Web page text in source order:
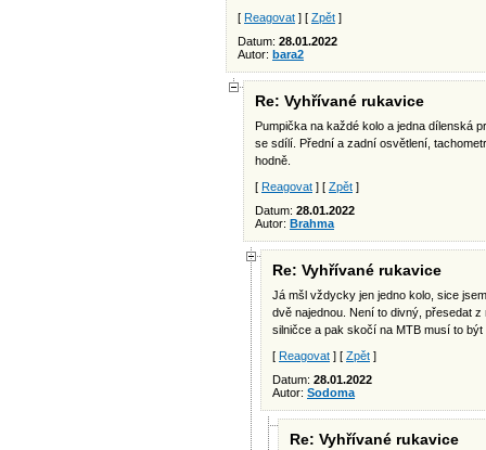
[ Reagovat ] [ Zpět ]
Datum: 28.01.2022
Autor: bara2
Re: Vyhřívané rukavice
Pumpička na každé kolo a jedna dílenská
se sdílí. Přední a zadní osvětlení,
hodně.
[ Reagovat ] [ Zpět ]
Datum: 28.01.2022
Autor: Brahma
Re: Vyhřívané rukavice
Já mšl vždycky jen jedno kolo, sice
dvě najednou. Není to divný, přesedat
silničce a pak skočí na MTB musí to
[ Reagovat ] [ Zpět ]
Datum: 28.01.2022
Autor: Sodoma
Re: Vyhřívané rukavice